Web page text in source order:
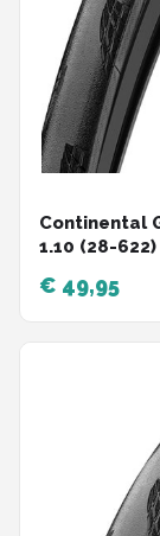
Continental
1.10 (28-
€ 49,95